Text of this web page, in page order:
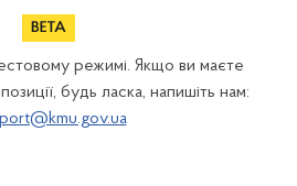
режимі. Якщо ви маєте
будь ласка, напишіть нам: